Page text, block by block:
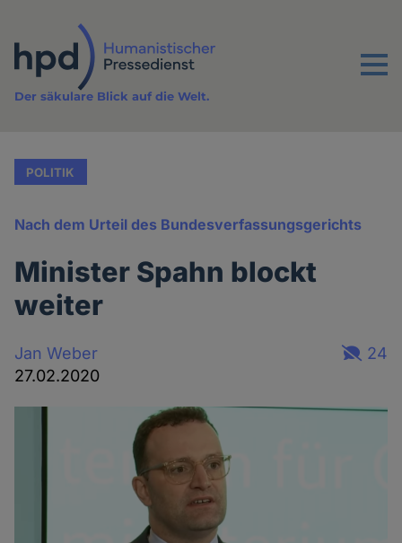
Inhalt
Menu
Der säkulare Blick auf die Welt.
POLITIK
Nach dem Urteil des Bundesverfassungsgerichts
Minister Spahn blockt
weiter
Jan Weber
27.02.2020
24